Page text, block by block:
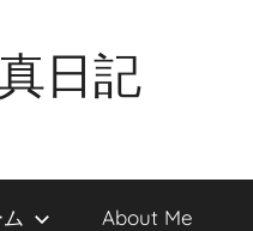
日記
About Me